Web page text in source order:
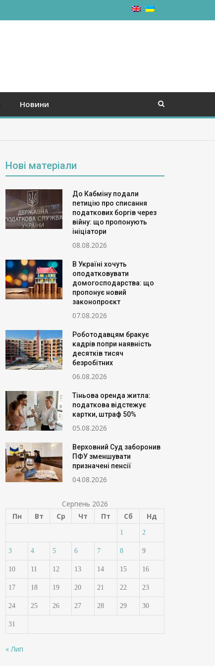
Новини
Банки посилюють
контроль: кому уріжуть
ліміти на перекази вже з
серпня
02.07.2026
Українцям
платіжки за
може зрости
02.08.2026
Нові матеріали
До Кабміну подали
петицію про списання
податкових боргів через
війну: що пропонують
ініціатори
08.08.2026
В Україні хочуть
оподатковувати
домогосподарства: що
пропонує новий
законопроєкт
07.08.2026
Роботодавцям бракує
кадрів попри наявність
десятків тисяч
безробітних
06.08.2026
Тіньова оренда житла:
податкова відстежує
картки, штраф 50%
05.08.2026
Верховний Суд заборонив
ПФУ зменшувати
призначені пенсії
04.08.2026
Серпень 2026
Пн
Вт Ср Чт Пт Сб Нд
1 2
3 4 5 6 7 8 9
10 11 12 13 14 15 16
17 18 19 20 21 22 23
24 25 26 27 28 29 30
31
« Лип